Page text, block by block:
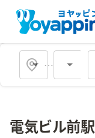
会
電気ビル前